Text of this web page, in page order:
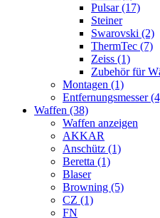
Pulsar (17)
Steiner
Swarovski (2)
ThermTec (7)
Zeiss (1)
Zubehör für
Montagen (1)
Entfernungsmesser
Waffen (38)
Waffen anzeigen
AKKAR
Anschütz (1)
Beretta (1)
Blaser
Browning (5)
CZ (1)
FN